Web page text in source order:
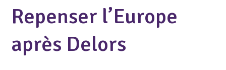
Repenser l’Europe
après Delors